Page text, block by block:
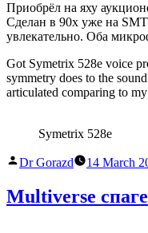
Приобрёл на яху
Сделан в 90х уже на
увлекательно. Оба
Got Symetrix 528e voice
symmetry does to the
articulated comparing to
Symetrix 528e
Posted
Dr Gorazd 14 March
Multiverse